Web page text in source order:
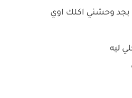
بجد وحشني اكلك اوي
ليه